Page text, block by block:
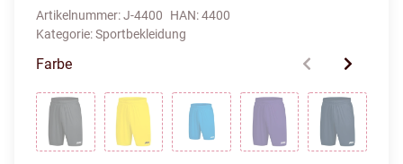
Artikelnummer:J-4400 HAN:4400
Kategorie:Sportbekleidung
Farbe